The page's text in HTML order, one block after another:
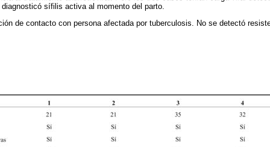
sífilis activa al momento del parto.
de contacto con persona afectada por tuberculosis. No se detectó